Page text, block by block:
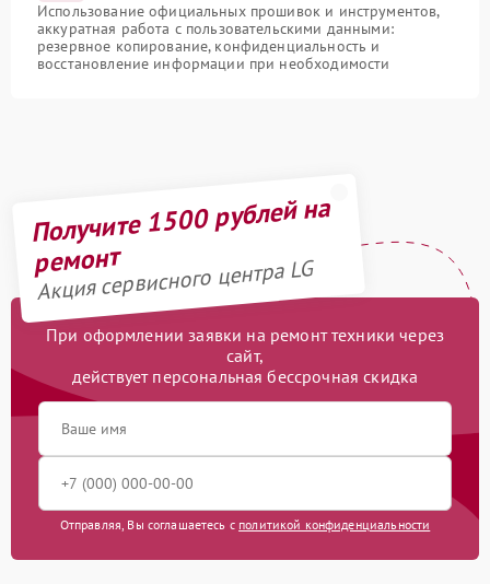
Использование официальных прошивок и инструментов,
аккуратная работа с пользовательскими данными:
резервное копирование, конфиденциальность и
восстановление информации при необходимости
Получите 1500 рублей на
ремонт
Акция сервисного центра LG
При оформлении заявки на ремонт техники через
сайт,
действует персональная бессрочная скидка
Отправляя, Вы соглашаетесь с политикой конфиденциальности